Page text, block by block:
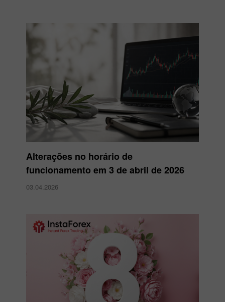
Alterações no horário de
funcionamento em 3 de abril de 2026
03.04.2026